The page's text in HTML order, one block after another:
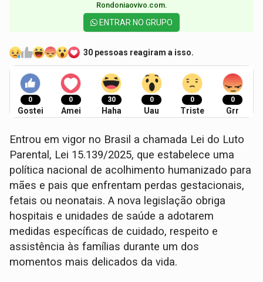
Rondoniaovivo.com.​
ENTRAR NO GRUPO
30 pessoas reagiram a isso.
0
Gostei
0
Amei
30
Haha
0
Uau
0
Triste
0
Grr
Entrou em vigor no Brasil a chamada Lei do Luto
Parental, Lei 15.139/2025, que estabelece uma
política nacional de acolhimento humanizado para
mães e pais que enfrentam perdas gestacionais,
fetais ou neonatais. A nova legislação obriga
hospitais e unidades de saúde a adotarem
medidas específicas de cuidado, respeito e
assistência às famílias durante um dos
momentos mais delicados da vida.